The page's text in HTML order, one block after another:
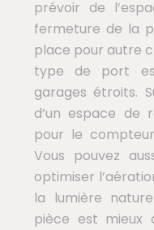
prévoir de
fermeture de la
place pour autre
type de port
garages étroits.
d’un espace de
pour le
Vous pouvez
optimiser
la lumière
pièce est mieux